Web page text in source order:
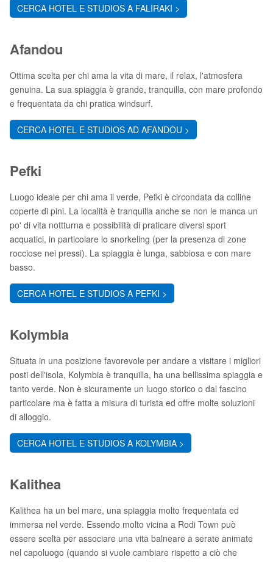
CERCA HOTEL E STUDIOS A FALIRAKI >
Afandou
Ottima scelta per chi ama la vita di mare, il relax, l'atmosfera
genuina. La sua spiaggia è grande, tranquilla, con mare profondo
e frequentata da chi pratica windsurf.
CERCA HOTEL E STUDIOS AD AFANDOU >
Pefki
Luogo ideale per chi ama il verde, Pefki è circondata da colline
coperte di pini. La località è tranquilla anche se non le manca un
po' di vita nottturna e possibilità di praticare diversi sport
acquatici, in particolare lo snorkeling (per la presenza di zone
rocciose nei pressi). La spiaggia è lunga, sabbiosa e con mare
basso.
CERCA HOTEL E STUDIOS A PEFKI >
Kolymbia
Situata in una posizione favorevole per andare a visitare i migliori
posti dell'isola, Kolymbia è tranquilla, ha una bellissima spiaggia e
tanto verde. Non è sicuramente un luogo storico o dal fascino
particolare ma è fatta a misura di turista ed offre molte soluzioni
di alloggio.
CERCA HOTEL E STUDIOS A KOLYMBIA >
Kalithea
Kalithea ha un bel mare, una spiaggia molto frequentata ed
immersa nel verde. Essendo molto vicina a Rodi Town può
essere scelta per associare una vita balneare a serate animate
nel capoluogo (quando si vuole cambiare rispetto a ciò che